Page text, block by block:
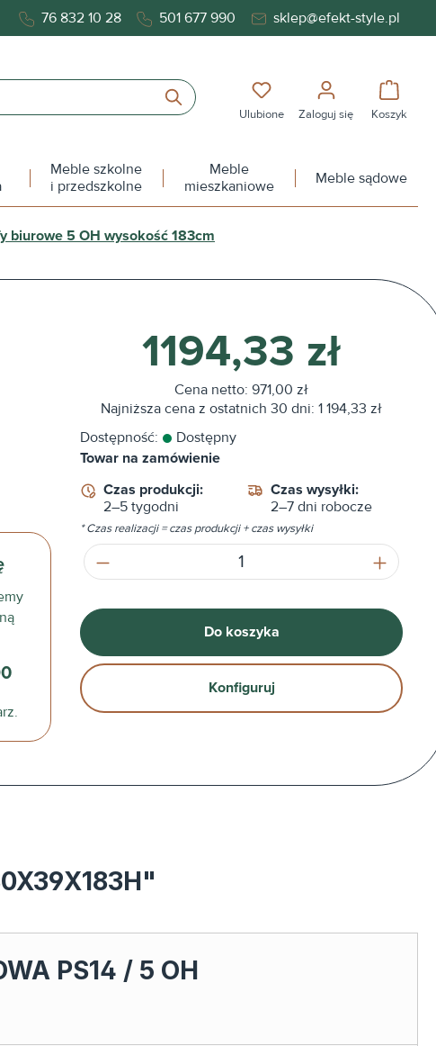
76 832 10 28 501 677 990 sklep@efekt-style.pl
Masz 0 przedmioty na
Ulubione Zaloguj się Koszyk
Meble szkolne
i przedszkolne
Meble
mieszkaniowe
Meble sądowe
biurowe 5 OH wysokość 183cm
1194,33 zł
Cena netto: 971,00 zł
Najniższa cena z ostatnich 30 dni: 1 194,33 zł
Dostępność:
Dostępny
Towar na zamówienie
Czas produkcji:
2–5 tygodni
Czas wysyłki:
2–7 dni robocze
* Czas realizacji = czas produkcji + czas wysyłki
Ilość produktu: Wprowadź żądaną
Do koszyka
Konfiguruj
PS14 / 5 OH